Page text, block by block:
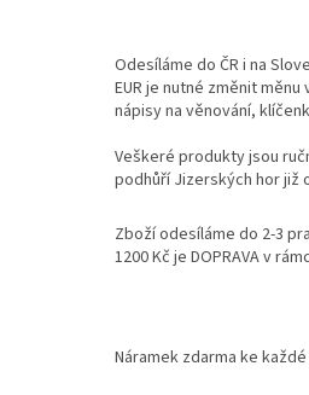
Odesíláme do ČR i na
EUR je nutné změnit
nápisy na věnování,
Veškeré produkty jsou
podhůří Jizerských hor již
Zboží odesíláme do 2-3
1200 Kč je DOPRAVA v
Náramek zdarma ke